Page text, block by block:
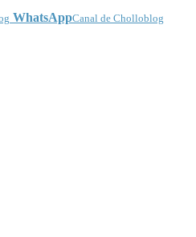
WhatsAppCanal de Cholloblog